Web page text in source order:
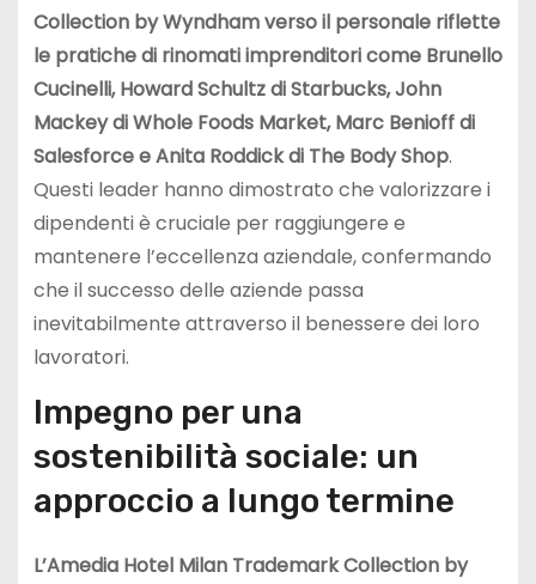
Collection by Wyndham verso il personale riflette
le pratiche di rinomati imprenditori come Brunello
Cucinelli, Howard Schultz di Starbucks, John
Mackey di Whole Foods Market, Marc Benioff di
Salesforce e Anita Roddick di The Body Shop.
Questi leader hanno dimostrato che valorizzare i
dipendenti è cruciale per raggiungere e
mantenere l’eccellenza aziendale, confermando
che il successo delle aziende passa
inevitabilmente attraverso il benessere dei loro
lavoratori.
Impegno per una
sostenibilità sociale: un
approccio a lungo termine
L’Amedia Hotel Milan Trademark Collection by